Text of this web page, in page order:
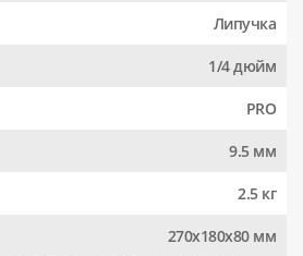
Липучка
1/4 дюйм
PRO
9.5 мм
2.5 кг
270х180х80 мм